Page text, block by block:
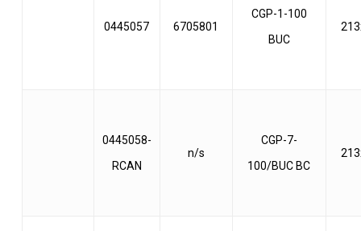
0445057 6705801
CGP-1-100
BUC
0445058-
RCAN
n/s
CGP-7-
100/BUC BC